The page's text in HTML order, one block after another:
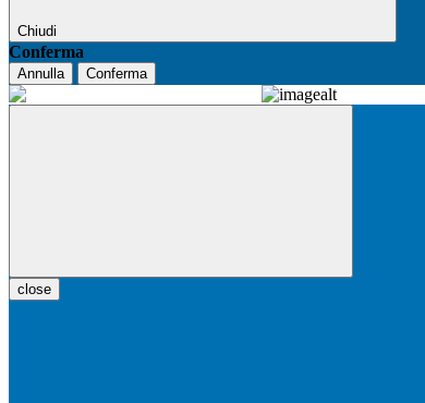
Chiudi
Conferma
Annulla Conferma
close